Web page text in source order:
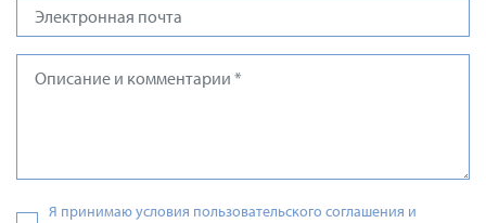
Я принимаю условия пользовательского соглашения и